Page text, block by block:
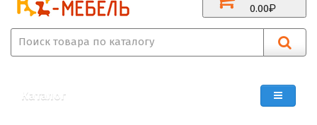
0.00
Каталог